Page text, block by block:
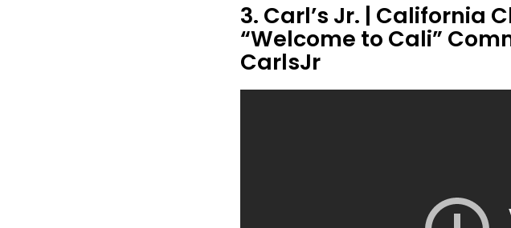
3. Carl’s Jr. | California
“Welcome to Cali”
CarlsJr